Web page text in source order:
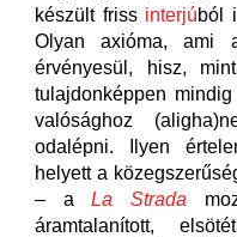
készült friss interjúból
Olyan axióma, ami
érvényesül, hisz,
tulajdonképpen
valósághoz
odalépni. Ilyen
helyett a
– aLa Strada
áramtalanított,